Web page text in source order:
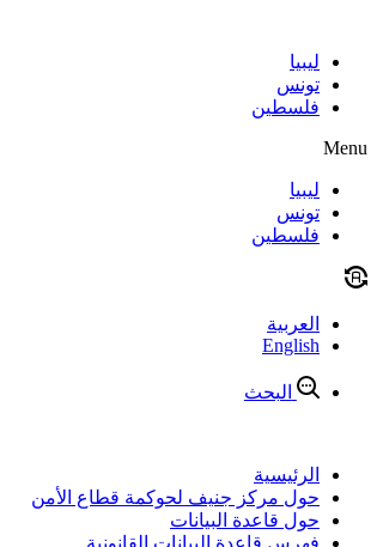
contentليبيا
تونس
فلسطين
Menu
ليبيا
تونس
فلسطين
العربية
English
البحث
الرئيسية
حول مركز جنيف لحوكمة قطاع الأمن
حول قاعدة البيانات
فهرس قاعدة البيانات القانونية